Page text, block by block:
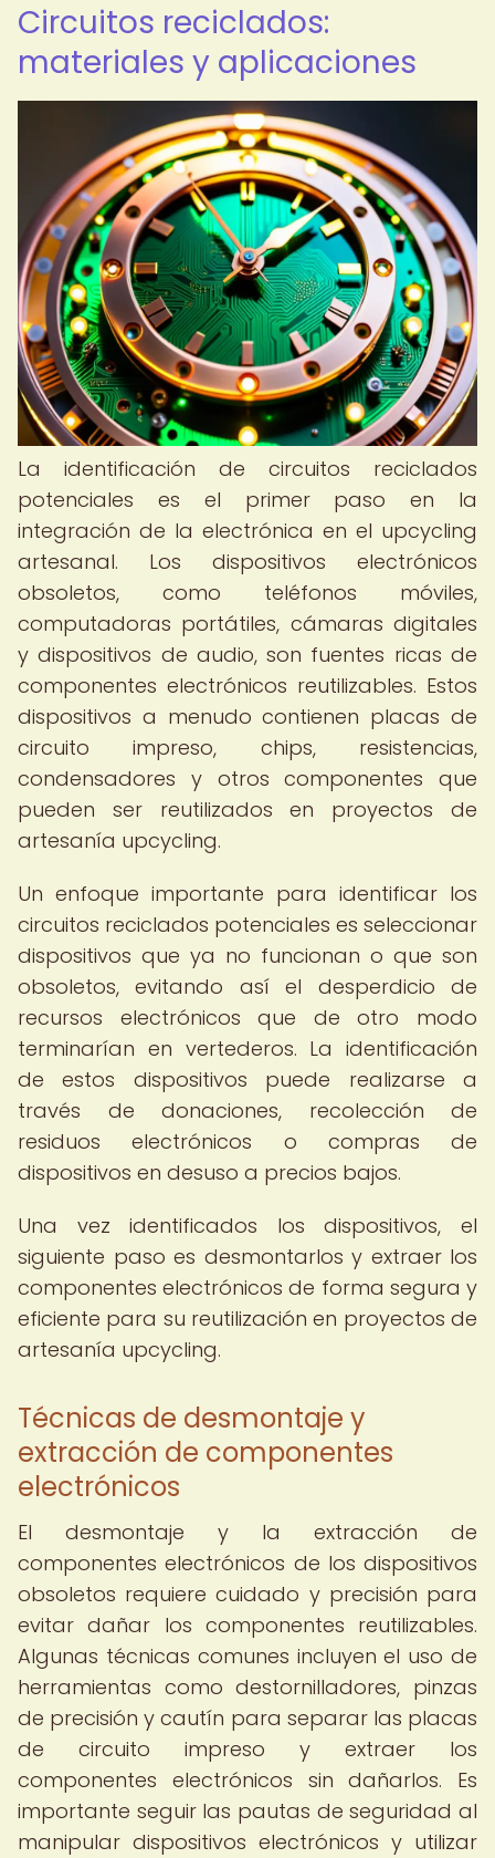
Circuitos reciclados:
materiales y aplicaciones
La identificación de circuitos reciclados
potenciales es el primer paso en la
integración de la electrónica en el upcycling
artesanal. Los dispositivos electrónicos
obsoletos, como teléfonos móviles,
computadoras portátiles, cámaras digitales
y dispositivos de audio, son fuentes ricas de
componentes electrónicos reutilizables. Estos
dispositivos a menudo contienen placas de
circuito impreso, chips, resistencias,
condensadores y otros componentes que
pueden ser reutilizados en proyectos de
artesanía upcycling.
Un enfoque importante para identificar los
circuitos reciclados potenciales es seleccionar
dispositivos que ya no funcionan o que son
obsoletos, evitando así el desperdicio de
recursos electrónicos que de otro modo
terminarían en vertederos. La identificación
de estos dispositivos puede realizarse a
través de donaciones, recolección de
residuos electrónicos o compras de
dispositivos en desuso a precios bajos.
Una vez identificados los dispositivos, el
siguiente paso es desmontarlos y extraer los
componentes electrónicos de forma segura y
eficiente para su reutilización en proyectos de
artesanía upcycling.
Técnicas de desmontaje y
extracción de componentes
electrónicos
El desmontaje y la extracción de
componentes electrónicos de los dispositivos
obsoletos requiere cuidado y precisión para
evitar dañar los componentes reutilizables.
Algunas técnicas comunes incluyen el uso de
herramientas como destornilladores, pinzas
de precisión y cautín para separar las placas
de circuito impreso y extraer los
componentes electrónicos sin dañarlos. Es
importante seguir las pautas de seguridad al
manipular dispositivos electrónicos y utilizar